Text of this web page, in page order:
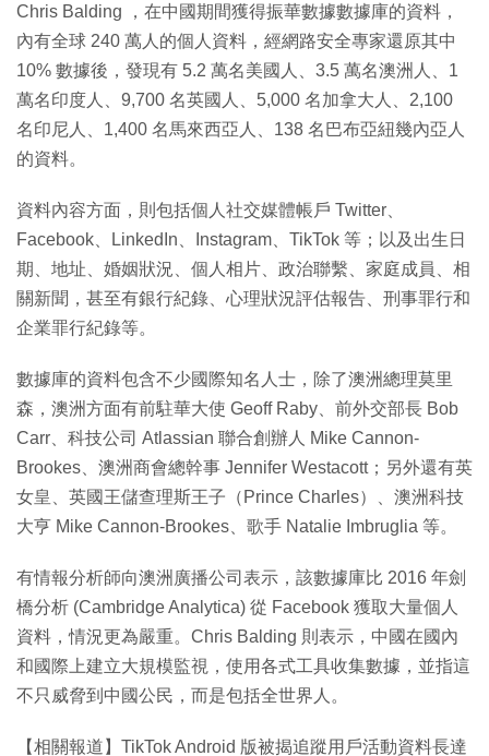
Chris Balding ，在中國期間獲得振華數據數據庫的資料，
內有全球 240 萬人的個人資料，經網路安全專家還原其中
10% 數據後，發現有 5.2 萬名美國人、3.5 萬名澳洲人、1
萬名印度人、9,700 名英國人、5,000 名加拿大人、2,100
名印尼人、1,400 名馬來西亞人、138 名巴布亞紐幾內亞人
的資料。
資料內容方面，則包括個人社交媒體帳戶 Twitter、
Facebook、LinkedIn、Instagram、TikTok 等；以及出生日
期、地址、婚姻狀況、個人相片、政治聯繫、家庭成員、相
關新聞，甚至有銀行紀錄、心理狀況評估報告、刑事罪行和
企業罪行紀錄等。
數據庫的資料包含不少國際知名人士，除了澳洲總理莫里
森，澳洲方面有前駐華大使 Geoff Raby、前外交部長 Bob
Carr、科技公司 Atlassian 聯合創辦人 Mike Cannon-
Brookes、澳洲商會總幹事 Jennifer Westacott；另外還有英
女皇、英國王儲查理斯王子（Prince Charles）、澳洲科技
大亨 Mike Cannon-Brookes、歌手 Natalie Imbruglia 等。
有情報分析師向澳洲廣播公司表示，該數據庫比 2016 年劍
橋分析 (Cambridge Analytica) 從 Facebook 獲取大量個人
資料，情況更為嚴重。Chris Balding 則表示，中國在國內
和國際上建立大規模監視，使用各式工具收集數據，並指這
不只威脅到中國公民，而是包括全世界人。
【相關報道】TikTok Android 版被揭追蹤用戶活動資料長達